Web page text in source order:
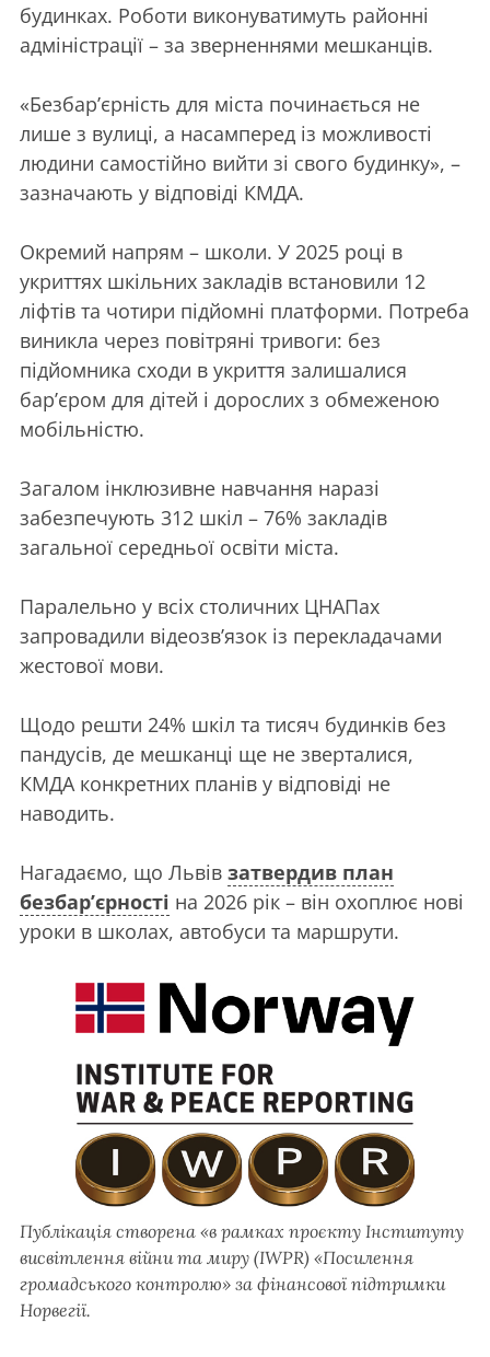
будинках. Роботи виконуватимуть районні
адміністрації – за зверненнями мешканців.
«Безбар’єрність для міста починається не
лише з вулиці, а насамперед із можливості
людини самостійно вийти зі свого будинку», –
зазначають у відповіді КМДА.
Окремий напрям – школи. У 2025 році в
укриттях шкільних закладів встановили 12
ліфтів та чотири підйомні платформи. Потреба
виникла через повітряні тривоги: без
підйомника сходи в укриття залишалися
бар’єром для дітей і дорослих з обмеженою
мобільністю.
Загалом інклюзивне навчання наразі
забезпечують 312 шкіл – 76% закладів
загальної середньої освіти міста.
Паралельно у всіх столичних ЦНАПах
запровадили відеозв’язок із перекладачами
жестової мови.
Щодо решти 24% шкіл та тисяч будинків без
пандусів, де мешканці ще не зверталися,
КМДА конкретних планів у відповіді не
наводить.
Нагадаємо, що Львів затвердив план
безбар’єрності на 2026 рік – він охоплює нові
уроки в школах, автобуси та маршрути.
Публікація створена «в рамках проєкту Інституту
висвітлення війни та миру (IWPR) «Посилення
громадського контролю» за фінансової підтримки
Норвегії.